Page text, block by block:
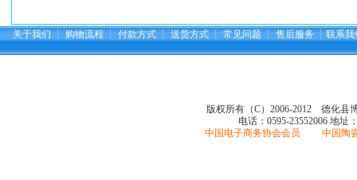
关于我们 ┆ 购物流程 ┆ 付款方式 ┆ 送货方式 ┆ 常见问题 ┆ 售后服务 ┆ 联系我
版权所有（C）2006-2012 德化县
电话：0595-23552006 地址
中国电子商务协会会员 中国陶